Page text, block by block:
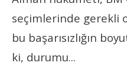
seçimlerinde gerekli
bu başarısızlığın
ki, durumu...